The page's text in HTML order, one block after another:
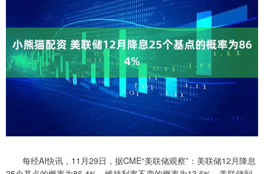
每经AI快讯，11月29日，据CME“美联储观察”：美联储12月降息